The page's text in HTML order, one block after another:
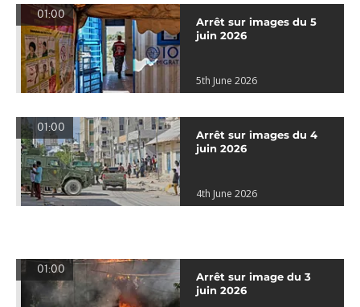
01:00
Arrêt sur images du 5
juin 2026
5th June 2026
01:00
Arrêt sur images du 4
juin 2026
4th June 2026
01:00
Arrêt sur image du 3
juin 2026